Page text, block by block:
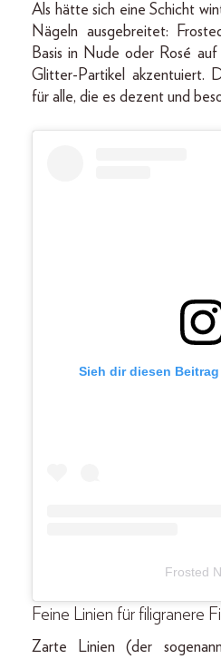
Als hätte sich eine Schicht
Nägeln ausgebreitet:
Basis in Nude oder Rosé
Glitter-Partikel akzentuiert.
für alle, die es dezent und
Sieh dir diesen
Frosted
Feine Linien für filigranere
Zarte Linien (der